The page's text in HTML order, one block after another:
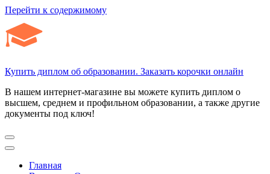
Перейти к содержимому
Купить диплом об образовании. Заказать корочки онлайн
В нашем интернет-магазине вы можете купить диплом о
высшем, среднем и профильном образовании, а также другие
документы под ключ!
Главная